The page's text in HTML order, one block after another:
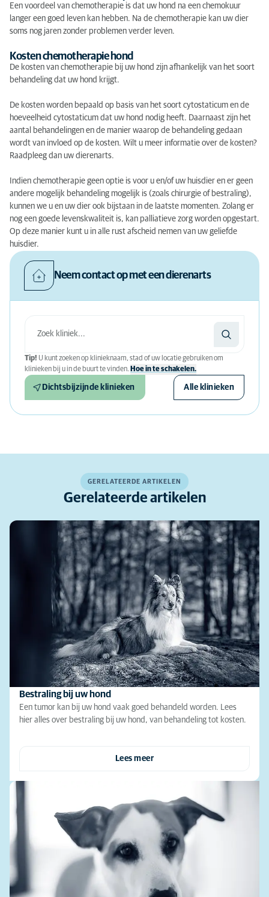
Een voordeel van chemotherapie is dat uw hond na een chemokuur
langer een goed leven kan hebben. Na de chemotherapie kan uw dier
soms nog jaren zonder problemen verder leven.
Kosten chemotherapie hond
De kosten van chemotherapie bij uw hond zijn afhankelijk van het soort
behandeling dat uw hond krijgt.
De kosten worden bepaald op basis van het soort cytostaticum en de
hoeveelheid cytostaticum dat uw hond nodig heeft. Daarnaast zijn het
aantal behandelingen en de manier waarop de behandeling gedaan
wordt van invloed op de kosten. Wilt u meer informatie over de kosten?
Raadpleeg dan uw dierenarts.
Indien chemotherapie geen optie is voor u en/of uw huisdier en er geen
andere mogelijk behandeling mogelijk is (zoals chirurgie of bestraling),
kunnen we u en uw dier ook bijstaan in de laatste momenten. Zolang er
nog een goede levenskwaliteit is, kan palliatieve zorg worden opgestart.
Op deze manier kunt u in alle rust afscheid nemen van uw geliefde
huisdier.
Neem contact op met een dierenarts
Tip! U kunt zoeken op klinieknaam, stad of uw locatie gebruiken om
klinieken bij u in de buurt te vinden. Hoe in te schakelen.
Dichtsbijzijnde klinieken Alle klinieken
GERELATEERDE ARTIKELEN
Gerelateerde artikelen
Bestraling bij uw hond
Een tumor kan bij uw hond vaak goed behandeld worden. Lees
hier alles over bestraling bij uw hond, van behandeling tot kosten.
Lees meer